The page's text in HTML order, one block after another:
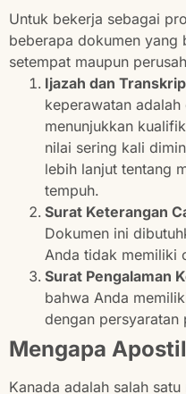
Untuk bekerja sebagai
beberapa dokumen yang
setempat maupun
Ijazah dan
keperawatan
menunjukkan
nilai sering kali
lebih lanjut tentang
tempuh.
Surat Keterangan
Dokumen ini
Anda tidak memiliki
Surat Pengalaman
bahwa Anda
dengan persyaratan
Mengapa
Kanada adalah salah